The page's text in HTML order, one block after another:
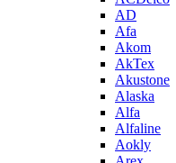
AD
Afa
Akom
AkTex
Akustone
Alaska
Alfa
Alfaline
Aokly